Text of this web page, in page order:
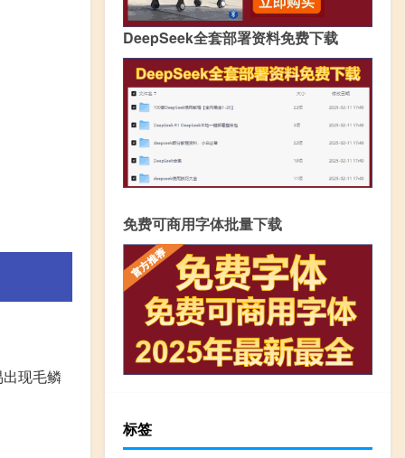
现毛鳞
DeepSeek全套部署资料免费下载
免费可商用字体批量下载
标签